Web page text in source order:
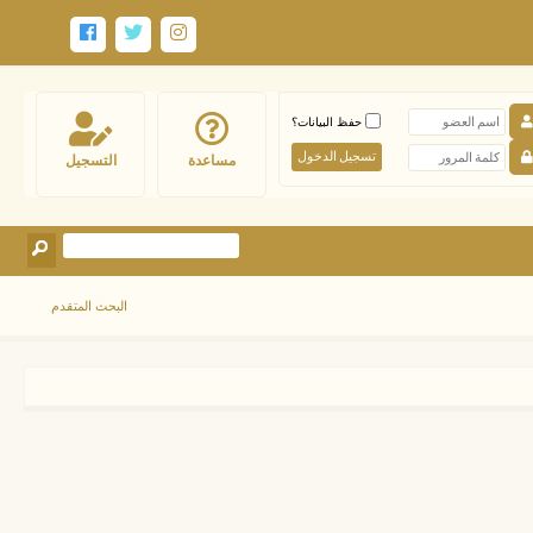
التسجيل مساعدة
حفظ البيانات؟
البحث المتقدم